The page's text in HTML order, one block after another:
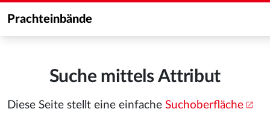
Prachteinbände
Suche mittels Attribut
Diese Seite stellt eine einfache Suchoberfläche